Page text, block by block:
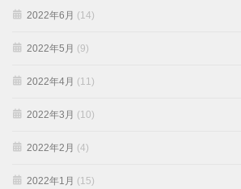
2022年6月 (14)
2022年5月 (9)
2022年4月 (11)
2022年3月 (10)
2022年2月 (4)
2022年1月 (15)